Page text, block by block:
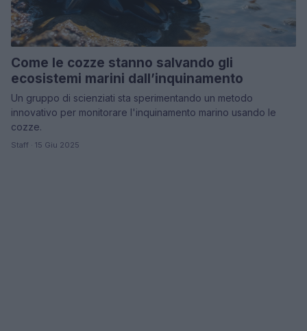
Come le cozze stanno salvando gli
ecosistemi marini dall’inquinamento
Un gruppo di scienziati sta sperimentando un metodo
innovativo per monitorare l'inquinamento marino usando le
cozze.
Staff · 15 Giu 2025